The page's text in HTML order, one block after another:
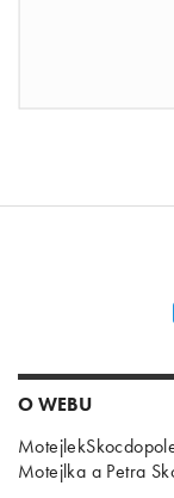
O WEBU
Motejlka a Petra